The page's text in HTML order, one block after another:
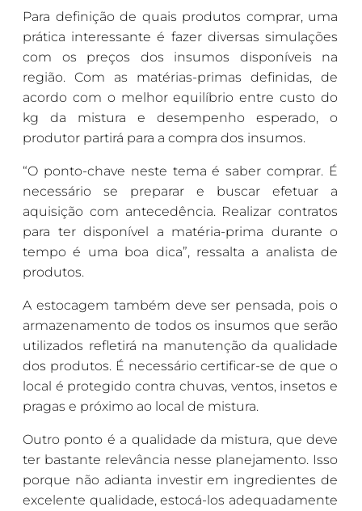
Para definição de quais produtos comprar, uma
prática interessante é fazer diversas simulações
com os preços dos insumos disponíveis na
região. Com as matérias-primas definidas, de
acordo com o melhor equilíbrio entre custo do
kg da mistura e desempenho esperado, o
produtor partirá para a compra dos insumos.
“O ponto-chave neste tema é saber comprar. É
necessário se preparar e buscar efetuar a
aquisição com antecedência. Realizar contratos
para ter disponível a matéria-prima durante o
tempo é uma boa dica”, ressalta a analista de
produtos.
A estocagem também deve ser pensada, pois o
armazenamento de todos os insumos que serão
utilizados refletirá na manutenção da qualidade
dos produtos. É necessário certificar-se de que o
local é protegido contra chuvas, ventos, insetos e
pragas e próximo ao local de mistura.
Outro ponto é a qualidade da mistura, que deve
ter bastante relevância nesse planejamento. Isso
porque não adianta investir em ingredientes de
excelente qualidade, estocá-los adequadamente